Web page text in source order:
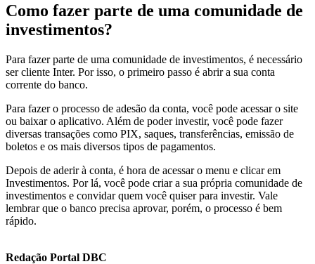
Como fazer parte de uma comunidade de
investimentos?
Para fazer parte de uma comunidade de investimentos, é necessário
ser cliente Inter. Por isso, o primeiro passo é abrir a sua conta
corrente do banco.
Para fazer o processo de adesão da conta, você pode acessar o site
ou baixar o aplicativo. Além de poder investir, você pode fazer
diversas transações como PIX, saques, transferências, emissão de
boletos e os mais diversos tipos de pagamentos.
Depois de aderir à conta, é hora de acessar o menu e clicar em
Investimentos. Por lá, você pode criar a sua própria comunidade de
investimentos e convidar quem você quiser para investir. Vale
lembrar que o banco precisa aprovar, porém, o processo é bem
rápido.
Redação Portal DBC